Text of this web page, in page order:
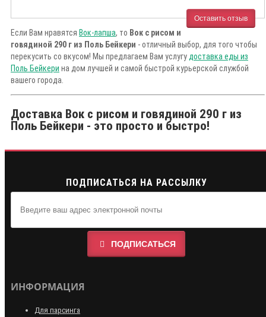
Оставить отзыв
Если Вам нравятся Вок-лапша, то Вок с рисом и
говядиной 290 г из Поль Бейкери - отличный выбор, для того чтобы
перекусить со вкусом! Мы предлагаем Вам услугу доставка еды из
Поль Бейкери на дом лучшей и самой быстрой курьерской службой
вашего города.
Доставка Вок с рисом и говядиной 290 г из
Поль Бейкери - это просто и быстро!
ПОДПИСАТЬСЯ НА РАССЫЛКУ
ПОДПИСАТЬСЯ
ИНФОРМАЦИЯ
Для парсинга